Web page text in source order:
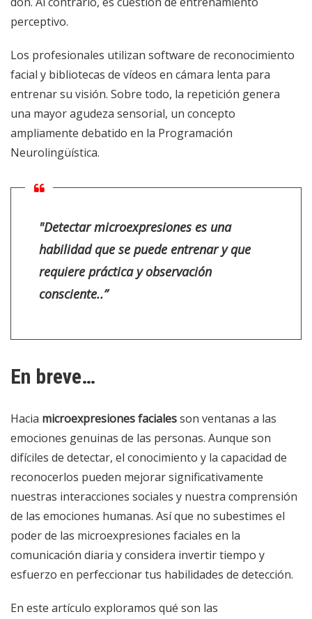
perceptivo.
Los profesionales utilizan software de reconocimiento
facial y bibliotecas de vídeos en cámara lenta para
entrenar su visión. Sobre todo, la repetición genera
una mayor agudeza sensorial, un concepto
ampliamente debatido en la Programación
Neurolingüística.
"Detectar microexpresiones es una
habilidad que se puede entrenar y que
requiere práctica y observación
consciente..”
En breve…
Hacia microexpresiones facialesson ventanas a las
emociones genuinas de las personas. Aunque son
difíciles de detectar, el conocimiento y la capacidad de
reconocerlos pueden mejorar significativamente
nuestras interacciones sociales y nuestra comprensión
de las emociones humanas. Así que no subestimes el
poder de las microexpresiones faciales en la
comunicación diaria y considera invertir tiempo y
esfuerzo en perfeccionar tus habilidades de detección.
En este artículo exploramos qué son las